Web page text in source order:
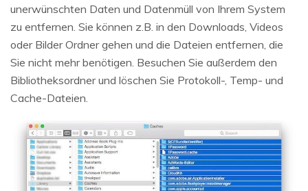
unerwünschten Daten und Datenmüll von Ihrem System
zu entfernen. Sie können z.B. in den Downloads, Videos
oder Bilder Ordner gehen und die Dateien entfernen, die
Sie nicht mehr benötigen. Besuchen Sie außerdem den
Bibliotheksordner und löschen Sie Protokoll-, Temp- und
Cache-Dateien.